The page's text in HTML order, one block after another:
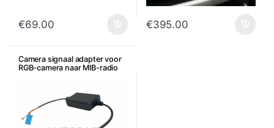
€69.00 €395.00
Camera signaal adapter voor
RGB-camera naar MIB-radio